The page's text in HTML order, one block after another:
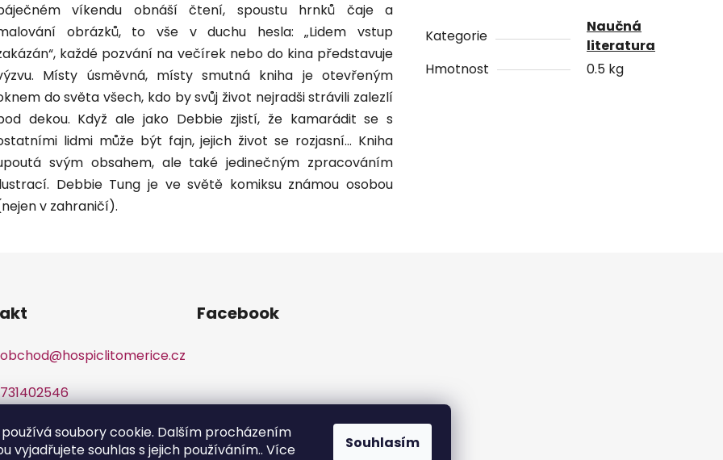
soubory cookie. Dalším procházením
vyjadřujete souhlas s jejich používáním.. Více
Souhlasím
víkendu obnáší čtení, spoustu hrnků čaje a
obrázků, to vše v duchu hesla: „Lidem vstup
každé pozvání na večírek nebo do kina představuje
Místy úsměvná, místy smutná kniha je otevřeným
do světa všech, kdo by svůj život nejradši strávili zalezlí
dekou. Když ale jako Debbie zjistí, že kamarádit se s
lidmi může být fajn, jejich život se rozjasní… Kniha
svým obsahem, ale také jedinečným zpracováním
Debbie Tung je ve světě komiksu známou osobou
v zahraničí).
Kategorie
Naučná
literatura
Hmotnost
0.5 kg
obchod@hospiclitomerice.cz
731402546
Facebook